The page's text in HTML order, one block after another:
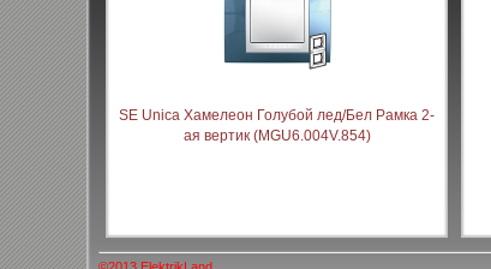
SE Unica Хамелеон Голубой лед/Бел Рамка 2-
ая вертик (MGU6.004V.854)